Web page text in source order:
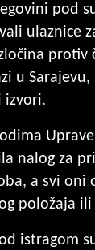
pod
ulaznice
protiv
u
izvori.
nalog za
a svi oni
položaja ili
istragom